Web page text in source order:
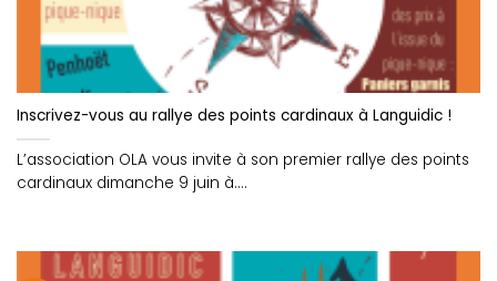
Inscrivez-vous au rallye des points cardinaux à Languidic !
L’association OLA vous invite à son premier rallye des points
cardinaux dimanche 9 juin à....